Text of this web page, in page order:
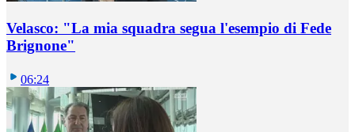
Velasco: "La mia squadra segua l'esempio di Fede
Brignone"
06:24